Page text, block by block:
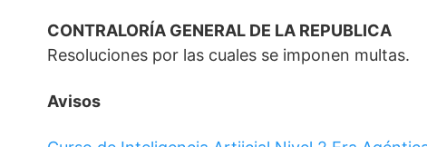
CONTRALORÍA GENERAL DE LA REPUBLICA
Resoluciones por las cuales se imponen multas.
Avisos